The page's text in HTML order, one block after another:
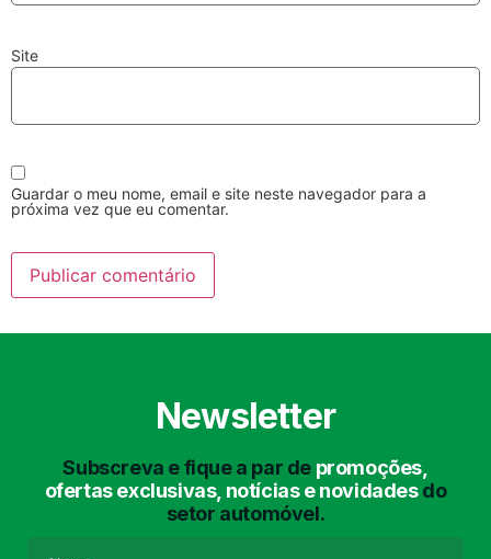
Site
Guardar o meu nome, email e site neste navegador para a
próxima vez que eu comentar.
Newsletter
Subscreva e fique a par de promoções,
ofertas exclusivas, notícias e novidadesdo
setor automóvel.
Discos e Pastilhas
Amortecedores
Lavagem Manual
Lavagem de Chassis Matrículas